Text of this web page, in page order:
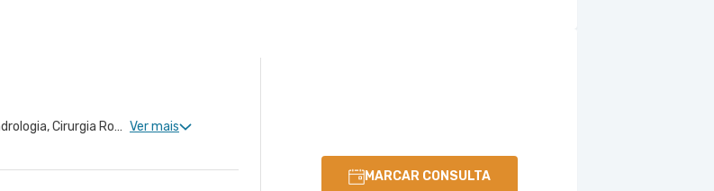
Urologia Clinica, Disfunções Miccionais, Andrologia, Cirurgia Robótica Geral, Cirurgia Urológica Ver mais
MARCAR CONSULTA